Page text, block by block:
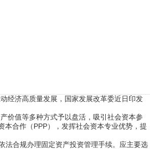
经济高质量发展，国家发展改革委近日印发
价值等多种方式予以盘活，吸引社会资本参
合作（PPP），发挥社会资本专业优势，提
法合规办理固定资产投资管理手续。应主要选